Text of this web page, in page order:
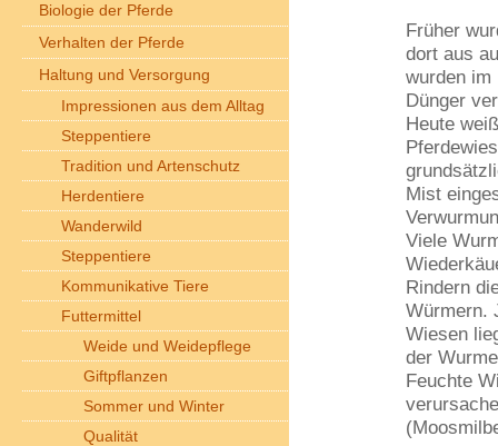
Früher
dort aus
wurden im
Dünger
Heute
Mist
Viele
Rindern
Würmern.
Wiesen
der
Feuchte
Biologie der Pferde
Verhalten der Pferde
Haltung und Versorgung
Impressionen aus dem Alltag
Steppentiere
Tradition und Artenschutz
Herdentiere
Wanderwild
Steppentiere
Kommunikative Tiere
Futtermittel
Weide und Weidepflege
Giftpflanzen
Sommer und Winter
Qualität